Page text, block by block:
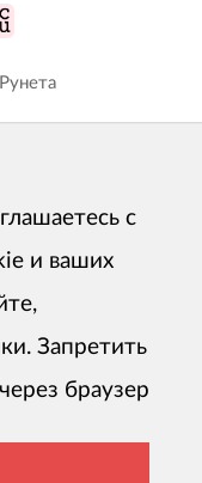
с
и ваших
Запретить
браузер